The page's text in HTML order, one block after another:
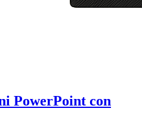
PowerPoint con